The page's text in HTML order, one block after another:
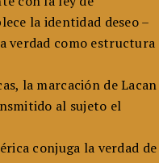
la identidad deseo –
verdad como estructura
la marcación de Lacan
al sujeto el
conjuga la verdad de